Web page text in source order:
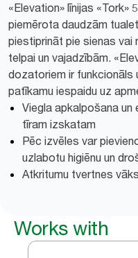
«Elevation» līnijas «Tork»
piemērota daudzām
piestiprināt pie sienas
telpai un vajadzībām.
dozatoriem ir funkcionāls
patīkamu iespaidu uz
Viegla apkalpošana
tīram izskatam
Pēc izvēles var
uzlabotu higiēnu un
Atkritumu tvertnes
Works with